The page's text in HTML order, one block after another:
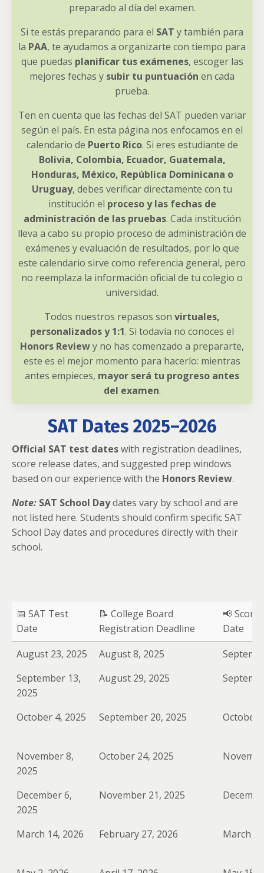
preparado al día del examen.
Si te estás preparando para el SAT y también para
la PAA, te ayudamos a organizarte con tiempo para
que puedas planificar tus exámenes, escoger las
mejores fechas y subir tu puntuación en cada
prueba.
Ten en cuenta que las fechas del SAT pueden variar
según el país. En esta página nos enfocamos en el
calendario de Puerto Rico. Si eres estudiante de
Bolivia, Colombia, Ecuador, Guatemala,
Honduras, México, República Dominicana o
Uruguay, debes verificar directamente con tu
institución el proceso y las fechas de
administración de las pruebas. Cada institución
lleva a cabo su propio proceso de administración de
exámenes y evaluación de resultados, por lo que
este calendario sirve como referencia general, pero
no reemplaza la información oficial de tu colegio o
universidad.
Todos nuestros repasos son virtuales,
personalizados y 1:1. Si todavía no conoces el
Honors Reviewy no has comenzado a prepararte,
este es el mejor momento para hacerlo: mientras
antes empieces, mayor será tu progreso antes
del examen.
SAT Dates 2025–2026
Official SAT test dateswith registration deadlines,
score release dates, and suggested prep windows
based on our experience with the Honors Review.
Note: SAT School Daydates vary by school and are
not listed here. Students should confirm specific SAT
School Day dates and procedures directly with their
school.
📅 SAT Test
Date
📝 College Board
Registration Deadline
📢 Score
Date
August 23, 2025
August 8, 2025
September 13,
2025
August 29, 2025
October 4, 2025 September 20, 2025 October
November 8,
2025
October 24, 2025
December 6,
2025
November 21, 2025
March 14, 2026 February 27, 2026 March